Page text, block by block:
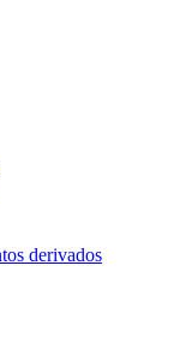
derivados